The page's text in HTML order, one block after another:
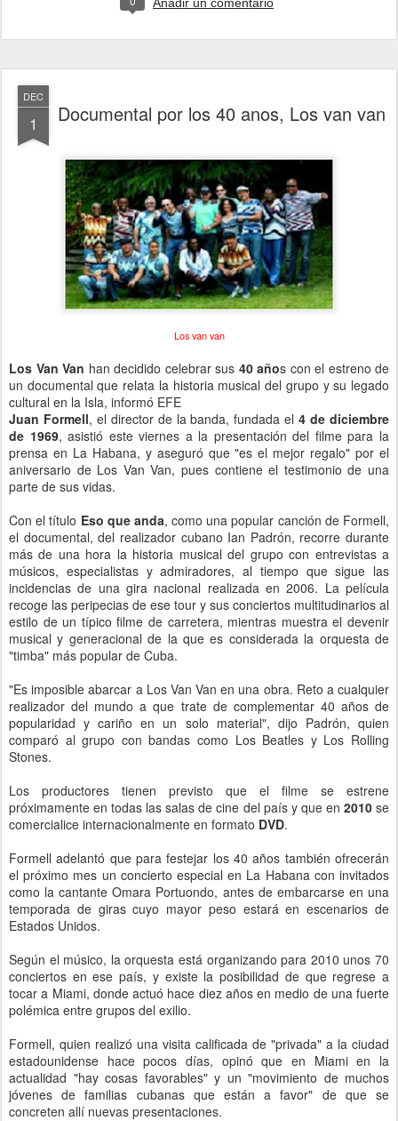
DEC
1 Documental por los 40 anos, Los van van
Los van van
Los Van Van han decidido celebrar sus 40 años con el estreno de
un documental que relata la historia musical del grupo y su legado
cultural en la Isla, informó EFE
Juan Formell, el director de la banda, fundada el4 de diciembre
de 1969, asistió este viernes a la presentación del filme para la
prensa en La Habana, y aseguró que "es el mejor regalo" por el
aniversario de Los Van Van, pues contiene el testimonio de una
parte de sus vidas.
Con el título Eso que anda, como una popular canción de Formell,
el documental, del realizador cubano Ian Padrón, recorre durante
más de una hora la historia musical del grupo con entrevistas a
músicos, especialistas y admiradores, al tiempo que sigue las
incidencias de una gira nacional realizada en 2006. La película
recoge las peripecias de ese tour y sus conciertos multitudinarios al
estilo de un típico filme de carretera, mientras muestra el devenir
musical y generacional de la que es considerada la orquesta de
"timba" más popular de Cuba.
"Es imposible abarcar a Los Van Van en una obra. Reto a cualquier
realizador del mundo a que trate de complementar 40 años de
popularidad y cariño en un solo material", dijo Padrón, quien
comparó al grupo con bandas como Los Beatles y Los Rolling
Stones.
Los productores tienen previsto que el filme se estrene
próximamente en todas las salas de cine del país y que en 2010se
comercialice internacionalmente en formato DVD.
Formell adelantó que para festejar los 40 años también ofrecerán
el próximo mes un concierto especial en La Habana con invitados
como la cantante Omara Portuondo, antes de embarcarse en una
temporada de giras cuyo mayor peso estará en escenarios de
Estados Unidos.
Según el músico, la orquesta está organizando para 2010 unos 70
conciertos en ese país, y existe la posibilidad de que regrese a
tocar a Miami, donde actuó hace diez años en medio de una fuerte
polémica entre grupos del exilio.
Formell, quien realizó una visita calificada de "privada" a la ciudad
estadounidense hace pocos días, opinó que en Miami en la
actualidad "hay cosas favorables" y un "movimiento de muchos
jóvenes de familias cubanas que están a favor" de que se
concreten allí nuevas presentaciones.